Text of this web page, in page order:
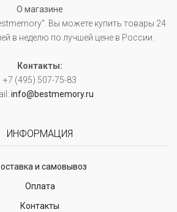
О магазине
Вы можете купить товары 24
в неделю по лучшей цене в России.
Контакты:
+7 (495) 507-75-83
info@bestmemory.ru
ИНФОРМАЦИЯ
и самовывоз
Оплата
Контакты